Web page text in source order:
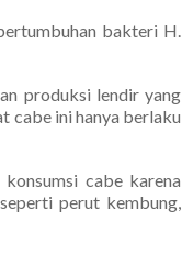
bakteri H.
produksi lendir yang
cabe ini hanya berlaku
cabe karena
perut kembung,